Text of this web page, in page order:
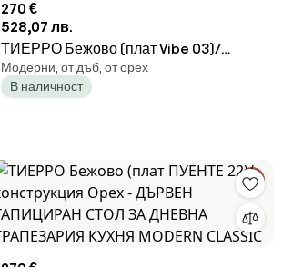
270 €
528,07 лв.
ТИЕРРО Бежово (плат Vibe 03)/
конструкция Орех - ДЪРВЕН
ТАПИЦИРАН СТОЛ ЗА ДНЕВНА
Модерни, от дъб, от орех
В наличност